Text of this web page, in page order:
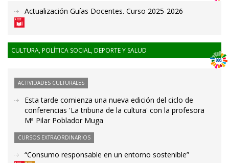
Actualización Guías Docentes. Curso 2025-2026
CULTURA, POLÍTICA SOCIAL, DEPORTE Y SALUD
ACTIVIDADES CULTURALES
Esta tarde comienza una nueva edición del ciclo de
conferencias 'La tribuna de la cultura' con la profesora
Mª Pilar Poblador Muga
CURSOS EXTRAORDINARIOS
“Consumo responsable en un entorno sostenible”